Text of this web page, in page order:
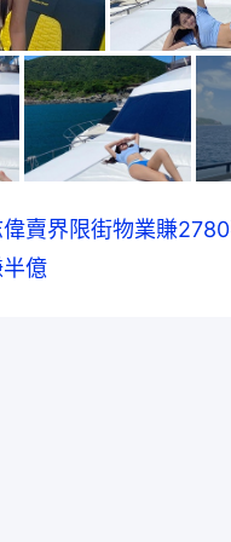
偉賣界限街物業賺
億